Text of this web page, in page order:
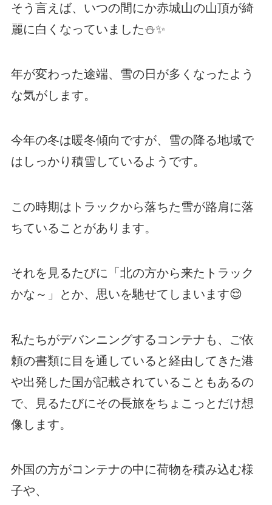
そう言えば、いつの間にか赤城山の山頂が綺
麗に白くなっていました⛄✨
年が変わった途端、雪の日が多くなったよう
な気がします。
今年の冬は暖冬傾向ですが、雪の降る地域で
はしっかり積雪しているようです。
この時期はトラックから落ちた雪が路肩に落
ちていることがあります。
それを見るたびに「北の方から来たトラック
かな～」とか、思いを馳せてしまいます😌
私たちがデバンニングするコンテナも、ご依
頼の書類に目を通していると経由してきた港
や出発した国が記載されていることもあるの
で、見るたびにその長旅をちょこっとだけ想
像します。
外国の方がコンテナの中に荷物を積み込む様
子や、